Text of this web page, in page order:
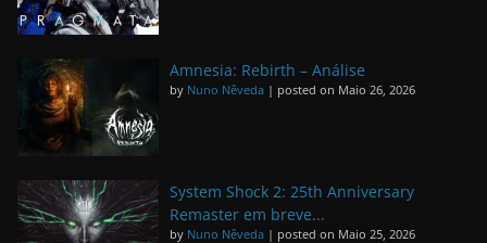
Amnesia: Rebirth – Análise
by Nuno Nêveda | posted on Maio 26, 2026
System Shock 2: 25th Anniversary
Remaster em breve...
by Nuno Nêveda | posted on Maio 25, 2026